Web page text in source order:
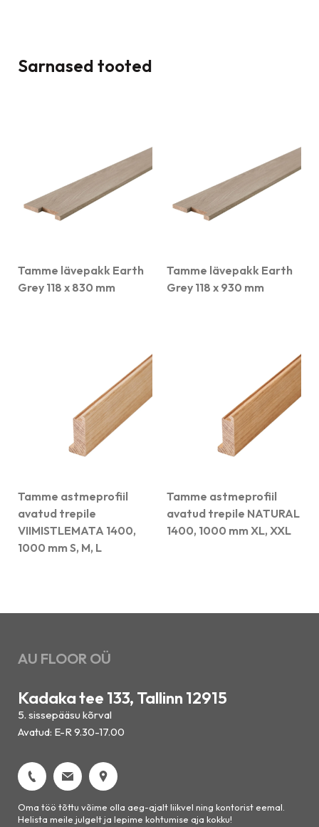
Sarnased tooted
Tamme lävepakk Earth
Grey 118 x 830 mm
Tamme lävepakk Earth
Grey 118 x 930 mm
Tamme astmeprofiil
avatud trepile
VIIMISTLEMATA 1400,
1000 mm S, M, L
Tamme astmeprofiil
avatud trepile NATURAL
1400, 1000 mm XL, XXL
AU FLOOR OÜ
Kadaka tee 133, Tallinn 12915
5. sissepääsu kõrval
Avatud: E-R 9.30-17.00
Oma töö tõttu võime olla aeg-ajalt liikvel ning kontorist eemal.
Helista meile julgelt ja lepime kohtumise aja kokku!